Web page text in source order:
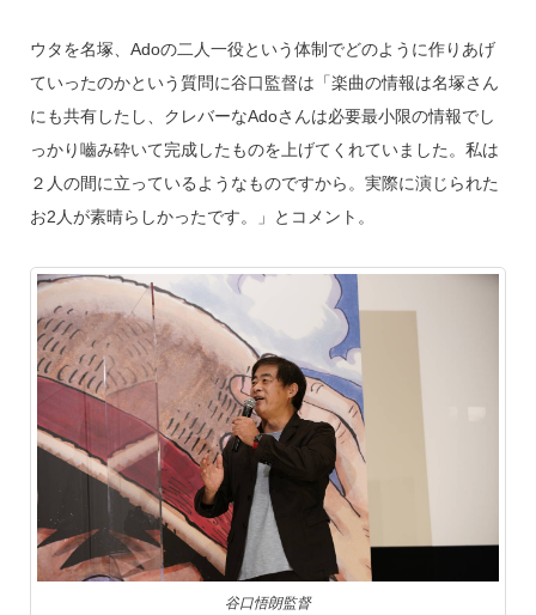
ウタを名塚、Adoの二人一役という体制でどのように作りあげ
ていったのかという質問に谷口監督は「楽曲の情報は名塚さん
にも共有したし、クレバーなAdoさんは必要最小限の情報でし
っかり嚙み砕いて完成したものを上げてくれていました。私は
２人の間に立っているようなものですから。実際に演じられた
お2人が素晴らしかったです。」とコメント。
谷口悟朗監督